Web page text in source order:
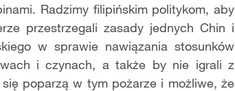
Radzimy filipińskim politykom, aby
przestrzegali zasady jednych Chin i
w sprawie nawiązania stosunków
i czynach, a także by nie igrali z
poparzą w tym pożarze i możliwe, że